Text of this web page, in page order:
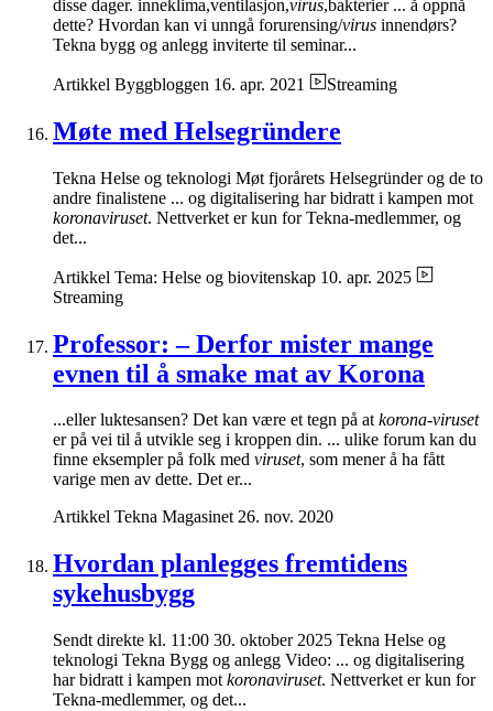
disse dager. inneklima,ventilasjon,virus,bakterier ... å oppnå
dette? Hvordan kan vi unngå forurensing/virus innendørs?
Tekna bygg og anlegg inviterte til seminar...
Artikkel Byggbloggen 16. apr. 2021 Streaming
Møte med Helsegründere
Tekna Helse og teknologi Møt fjorårets Helsegründer og de to
andre finalistene ... og digitalisering har bidratt i kampen mot
koronaviruset. Nettverket er kun for Tekna-medlemmer, og
det...
Artikkel Tema: Helse og biovitenskap 10. apr. 2025
Streaming
Professor: – Derfor mister mange
evnen til å smake mat av Korona
...eller luktesansen? Det kan være et tegn på atkorona-viruset
er på vei til å utvikle seg i kroppen din. ... ulike forum kan du
finne eksempler på folk med viruset, som mener å ha fått
varige men av dette. Det er...
Artikkel Tekna Magasinet 26. nov. 2020
Hvordan planlegges fremtidens
sykehusbygg
Sendt direkte kl. 11:00 30. oktober 2025 Tekna Helse og
teknologi Tekna Bygg og anlegg Video: ... og digitalisering
har bidratt i kampen mot koronaviruset. Nettverket er kun for
Tekna-medlemmer, og det...